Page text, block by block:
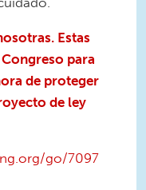
Estas
para
de proteger
de ley
go/7097